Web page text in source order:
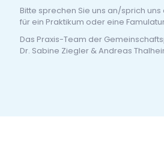
Bitte sprechen Sie uns an/sprich uns
für ein Praktikum oder eine
Das Praxis-Team der
Dr. Sabine Ziegler & Andreas